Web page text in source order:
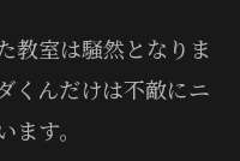
教室は騒然となりま
くんだけは不敵にニ
す。